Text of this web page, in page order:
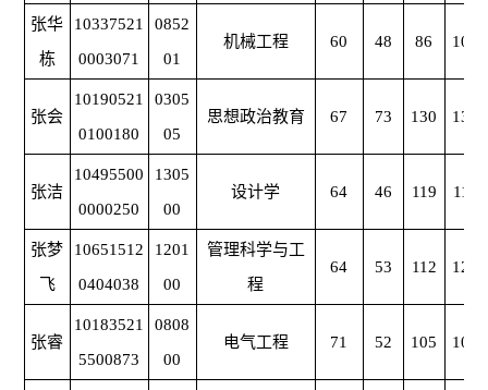
张华
栋
10337521
0003071
0852
01
机械工程 60 48 86 102
张会
10190521
0100180
0305
05
思想政治教育 67 73 130 130
张洁
10495500
0000250
1305
00
设计学 64 46 119 115
张梦
飞
10651512
0404038
1201
00
管理科学与工
程
64 53 112 121
张睿
10183521
5500873
0808
00
电气工程 71 52 105 102